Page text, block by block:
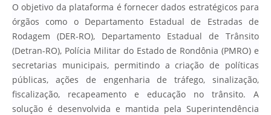
O objetivo da plataforma é fornecer dados estratégicos para
órgãos como o Departamento Estadual de Estradas de
Rodagem (DER-RO), Departamento Estadual de Trânsito
(Detran-RO), Polícia Militar do Estado de Rondônia (PMRO) e
secretarias municipais, permitindo a criação de políticas
públicas, ações de engenharia de tráfego, sinalização,
fiscalização, recapeamento e educação no trânsito. A
solução é desenvolvida e mantida pela Superintendência